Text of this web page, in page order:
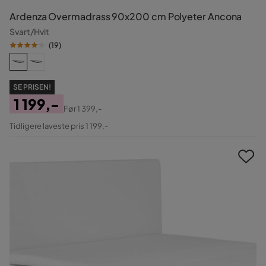
Ardenza Overmadrass 90x200 cm Polyeter Ancona
Svart/Hvit
(19)
SE PRISEN!
Pris
1 199,-
Original
Før1 399,-
Tidligere laveste pris 1 199,-